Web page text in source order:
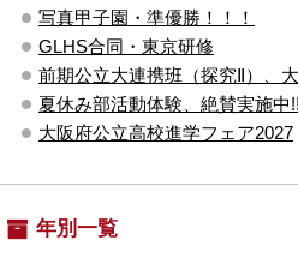
写真甲子園・準優勝！！！
GLHS合同・東京研修
前期公立大連携班（探究Ⅱ）、
夏休み部活動体験、絶賛実施中!!
大阪府公立高校進学フェア2027
年別一覧